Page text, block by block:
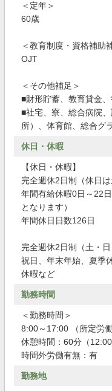
＜定年＞
60歳
＜教育制度・資格補助
OJT
＜その他補足＞
■財形貯蓄、教育貸金
■社宅、寮、総合病院
所）、体育館、総合グ
休日・休暇
【休日・休暇】
完全週休2日制（休日は
年間有給休暇0日～22
となります）
年間休日日数126日
完全週休2日制（土・
祝日、年末年始、夏季
休暇など
勤務時間
＜勤務時間＞
8:00～17:00 （所定労
休憩時間：60分（12:00
時間外労働有無：有
勤務地